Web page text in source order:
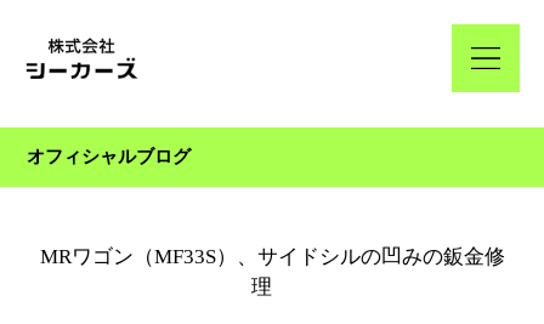
オフィシャルブログ
MRワゴン（MF33S）、サイドシルの凹みの鈑金修
理